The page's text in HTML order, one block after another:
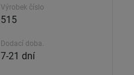
Výrobek číslo
515
Dodací doba.
7-21 dní